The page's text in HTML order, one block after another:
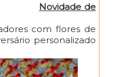
Novidade de
flores de
personalizado